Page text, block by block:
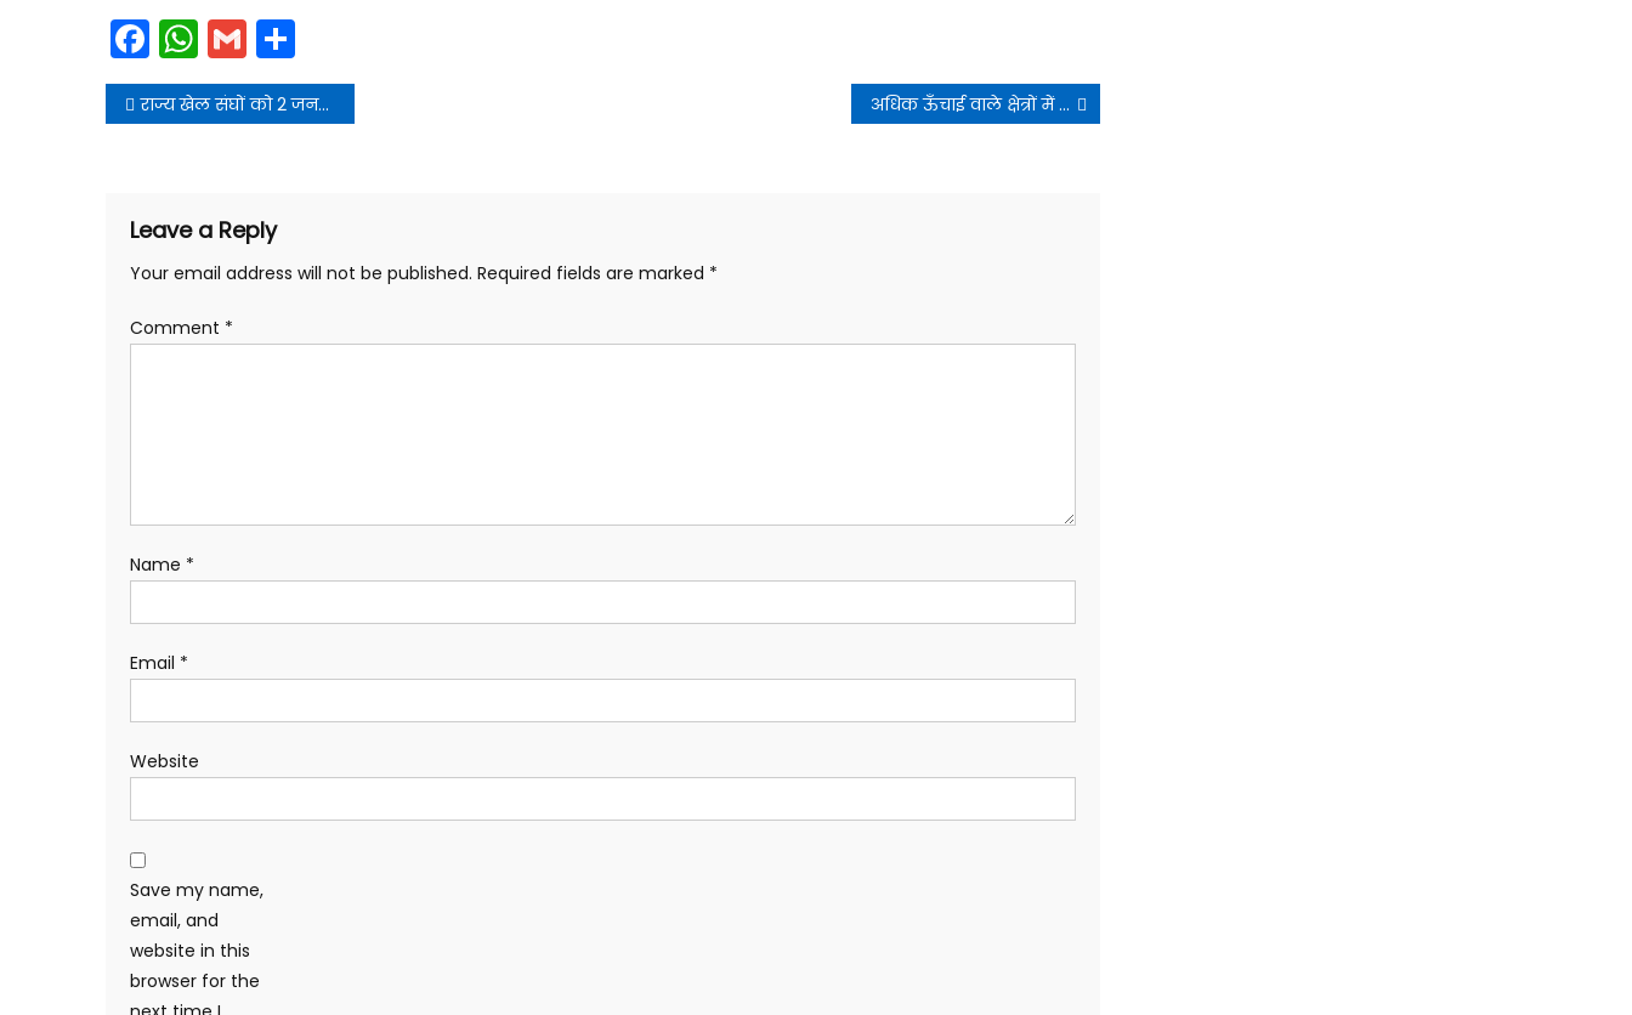
Facebook
WhatsApp
Gmail
Post
navigation
राज्य खेल संघों को 2 जनवरी 2025 तक चयन ट्रायल रिपोर्ट जमा करनी होगी अधिक ऊँचाई वाले क्षेत्रों में हिमस्खलन की चेतावनी
Leave a Reply
Your email address will not be published. Required fields are marked *
Comment *
Name *
Email *
Website
Save my name,
email, and
website in this
browser for the